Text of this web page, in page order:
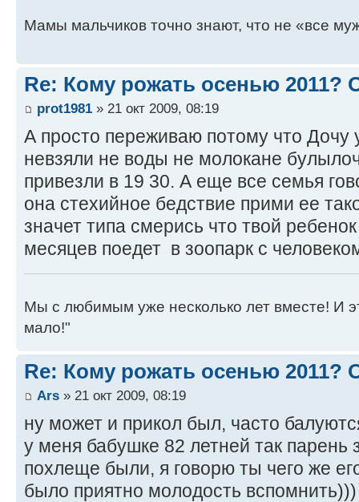
Мамы мальчиков точно знают, что не «все
Re: Кому рожать осенью 2011?
prot1981 » 21 окт 2009, 08:19
А просто переживаю потому что Дочу
невзяли не воды не молокане
привезли в 19 30. А еще все семья
она стехийное бедствие прими ее
значет типа смерись что твой
месяцев поедет в зоопарк с
Мы с любимым уже несколько лет вместе! И
мало!"
Re: Кому рожать осенью 2011?
Ars » 21 окт 2009, 08:19
ну может и прикол был, часто
у меня бабушке 82 летней так парень
похлеще были, я говорю ты чего же
было приятно молодость вспомнить)))